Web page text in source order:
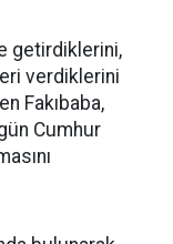
getirdiklerini,
verdiklerini
Fakıbaba,
Cumhur